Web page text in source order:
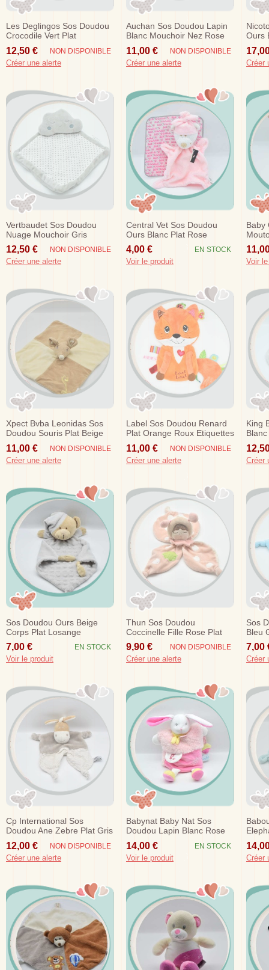
Les Deglingos Sos Doudou
Crocodile Vert Plat
Marionnette
12,50 € NON DISPONIBLE
Créer une alerte
Auchan Sos Doudou Lapin
Blanc Mouchoir Nez Rose
11,00 € NON DISPONIBLE
Créer une alerte
Ours
Créer
Vertbaudet Sos Doudou
Nuage Mouchoir Gris
12,50 € NON DISPONIBLE
Créer une alerte
Central Vet Sos Doudou
Ours Blanc Plat Rose
4,00 € EN STOCK
Voir le produit
Baby
Soleil
Voir
Xpect Bvba Leonidas Sos
Doudou Souris Plat Beige
Ecru
11,00 € NON DISPONIBLE
Créer une alerte
Label Sos Doudou Renard
Plat Orange Roux Etiquettes
11,00 € NON DISPONIBLE
Créer une alerte
King
Créer
Sos Doudou Ours Beige
Corps Plat Losange
Blanc/gris Relief
7,00 € EN STOCK
Voir le produit
Thun Sos Doudou
Coccinelle Fille Rose Plat
Trefle
9,90 € NON DISPONIBLE
Créer une alerte
Sos
Bleu
Rock
7,00
Créer
Cp International Sos
Doudou Ane Zebre Plat Gris
Taupe Raye
12,00 € NON DISPONIBLE
Créer une alerte
Babynat Baby Nat Sos
Doudou Lapin Blanc Rose
Marionnette F Douillettes
14,00 € EN STOCK
Voir le produit Créer